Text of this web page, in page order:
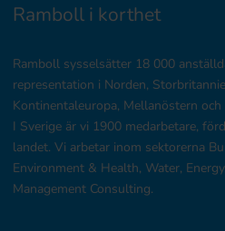
Ramboll i korthet
Ramboll sysselsätter 18 000
representation i Norden,
Kontinentaleuropa, Mellanöstern
I Sverige är vi 1900 medarbetare,
landet. Vi arbetar inom sektorerna
Environment & Health, Water,
Management Consulting.